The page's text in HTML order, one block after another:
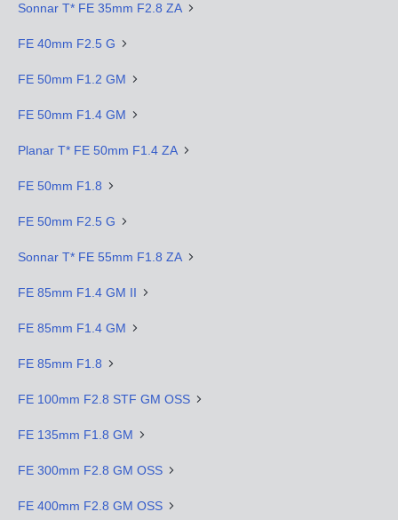
Sonnar T* FE 35mm F2.8 ZA
FE 40mm F2.5 G
FE 50mm F1.2 GM
FE 50mm F1.4 GM
Planar T* FE 50mm F1.4 ZA
FE 50mm F1.8
FE 50mm F2.5 G
Sonnar T* FE 55mm F1.8 ZA
FE 85mm F1.4 GM II
FE 85mm F1.4 GM
FE 85mm F1.8
FE 100mm F2.8 STF GM OSS
FE 135mm F1.8 GM
FE 300mm F2.8 GM OSS
FE 400mm F2.8 GM OSS